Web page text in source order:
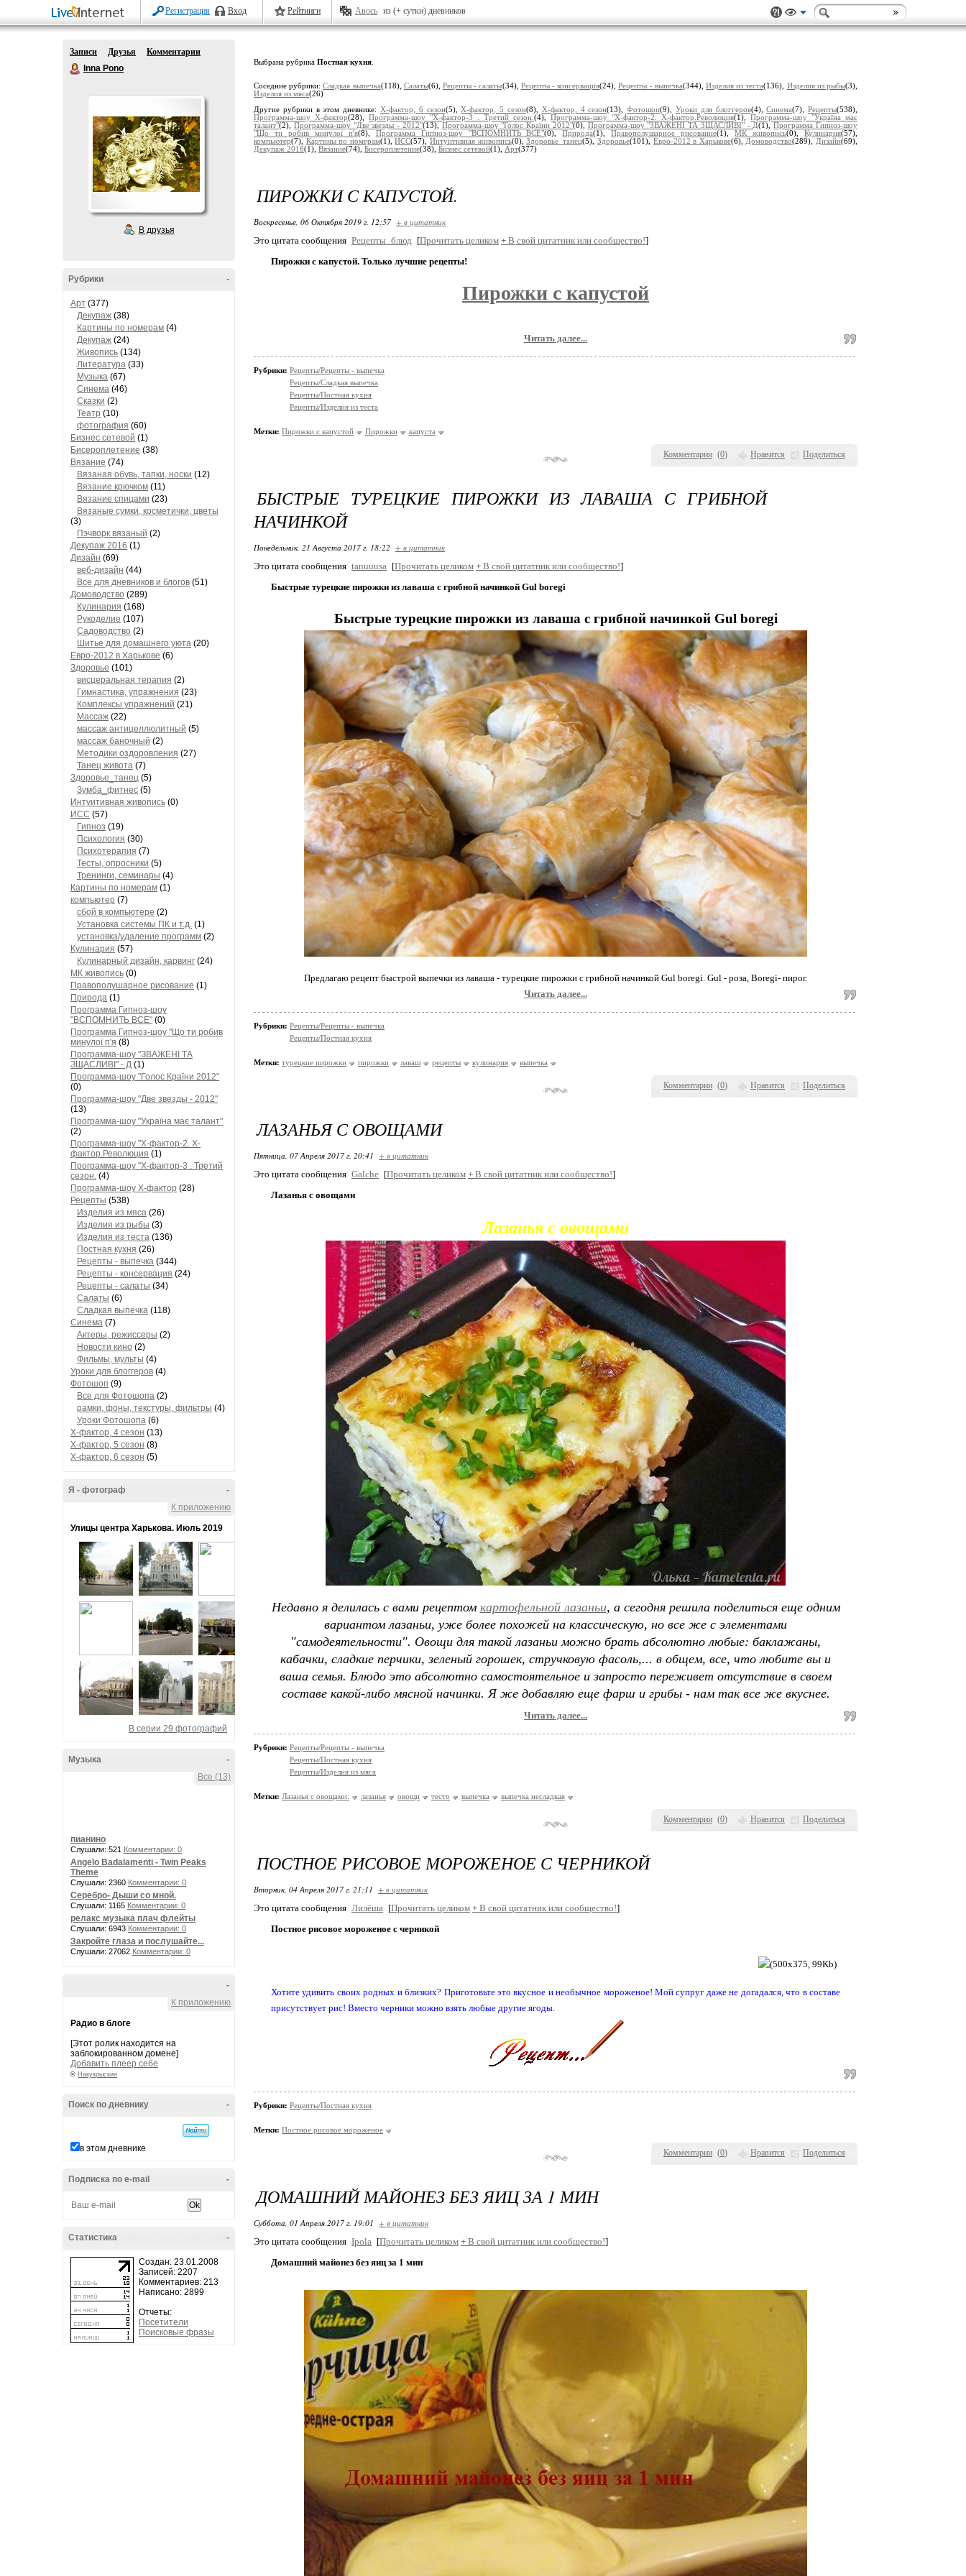
Регистрация Вход Рейтинги Авось из (+ сутки) дневников
Записи Друзья
Комментарии
Inna Pono
В друзья
-
Рубрики
Арт (377)
Декупаж (38)
Картины по номерам (4)
Декупаж (24)
Живопись (134)
Литература (33)
Музыка (67)
Синема (46)
Сказки (2)
Театр (10)
фотография (60)
Бизнес сетевой (1)
Бисероплетение (38)
Вязание (74)
Вязаная обувь, тапки, носки (12)
Вязание крючком (11)
Вязание спицами (23)
Вязаные сумки, косметички, цветы
(3)
Пэчворк вязаный (2)
Декупаж 2016 (1)
Дизайн (69)
веб-дизайн (44)
Все для дневников и блогов (51)
Домоводство (289)
Кулинария (168)
Рукоделие (107)
Садоводство (2)
Шитье для домашнего уюта (20)
Евро-2012 в Харькове (6)
Здоровье (101)
висцеральная терапия (2)
Гимнастика, упражнения (23)
Комплексы упражнений (21)
Массаж (22)
массаж антицеллюлитный (5)
массаж баночный (2)
Методики оздоровления (27)
Танец живота (7)
Здоровье_танец (5)
Зумба_фитнес (5)
Интуитивная живопись (0)
ИСС (57)
Гипноз (19)
Психология (30)
Психотерапия (7)
Тесты, опросники (5)
Тренинги, семинары (4)
Картины по номерам (1)
компьютер (7)
сбой в компьютере (2)
Установка системы ПК и т.д. (1)
установка/удаление программ (2)
Кулинария (57)
Кулинарный дизайн, карвинг (24)
МК живопись (0)
Правополушарное рисование (1)
Природа (1)
Программа Гипноз-шоу
"ВСПОМНИТЬ ВСЕ" (0)
Программа Гипноз-шоу "Що ти робив
минулої п'я (8)
Программа-шоу "ЗВАЖЕНІ ТА
ЗЩАСЛИВІ" - Д (1)
Программа-шоу "Голос Країни 2012"
(0)
Программа-шоу "Две звезды - 2012"
(13)
Программа-шоу "Україна має талант"
(2)
Программа-шоу "Х-фактор-2. Х-
фактор.Революция (1)
Программа-шоу "Х-фактор-3 . Третий
сезон. (4)
Программа-шоу Х-фактор (28)
Рецепты (538)
Изделия из мяса (26)
Изделия из рыбы (3)
Изделия из теста (136)
Постная кухня (26)
Рецепты - выпечка (344)
Рецепты - консервация (24)
Рецепты - салаты (34)
Салаты (6)
Сладкая выпечка (118)
Синема (7)
Актеры, режиссеры (2)
Новости кино (2)
Фильмы, мульты (4)
Уроки для блоггеров (4)
Фотошоп (9)
Все для Фотошопа (2)
рамки, фоны, текстуры, фильтры (4)
Уроки Фотошопа (6)
Х-фактор, 4 сезон (13)
Х-фактор, 5 сезон (8)
Х-фактор, 6 сезон (5)
-
Я - фотограф
К приложению
Улицы центра Харькова. Июль 2019
В серии 29 фотографий
-
Музыка
Все (13)
пианино
Слушали: 521 Комментарии: 0
Angelo Badalamenti - Twin Peaks
Theme
Слушали: 2360 Комментарии: 0
Серебро- Дыши со мной.
Слушали: 1165 Комментарии: 0
релакс музыка плач флейты
Слушали: 6943 Комментарии: 0
Закройте глаза и послушайте...
Слушали: 27062 Комментарии: 0
-
К приложению
Радио в блоге
[Этот ролик находится на
заблокированном домене]
Добавить плеер себе
© Накукрыскин
-
Поиск по дневнику
в этом дневнике
-
Подписка по e-mail
-
Статистика
Создан: 23.01.2008
Записей: 2207
Комментариев: 213
Написано: 2899
Отчеты:
Посетители
Поисковые фразы
Выбрана рубрика Постная кухня
Соседние рубрики:Сладкая выпечка(118), Салаты(6),Рецепты - салаты(34), Рецепты - консервация(24),Рецепты - выпечка(344), Изделия из теста(136), Изделия из рыбы(3),
Изделия из мяса(26)
Другие рубрики в этом дневнике: Х-фактор, 6 сезон(5),Х-фактор, 5 сезон(8), Х-фактор, 4 сезон(13),Фотошоп(9), Уроки для блоггеров(4),Синема(7),Рецепты(538),
Программа-шоу Х-фактор(28), Программа-шоу "Х-фактор-3 . Третий сезон. (4), Программа-шоу "Х-фактор-2. Х-фактор.Революция(1), Программа-шоу "Україна має
талант"(2), Программа-шоу "Две звезды - 2012"(13), Программа-шоу "Голос Країни 2012"(0), Программа-шоу "ЗВАЖЕНІ ТА ЗЩАСЛИВІ" - Д(1),Программа Гипноз-шоу
"Що ти робив минулої п'я(8), Программа Гипноз-шоу "ВСПОМНИТЬ ВСЕ"(0),Природа(1),Правополушарное рисование(1),МК живопись(0),Кулинария(57),
компьютер(7), Картины по номерам(1),ИСС(57),Интуитивная живопись(0),Здоровье_танец(5), Здоровье(101), Евро-2012 в Харькове(6), Домоводство(289), Дизайн(69),
Декупаж 2016(1), Вязание(74), Бисероплетение(38), Бизнес сетевой(1), Арт(377)
Комментарии (0) Нравится Поделиться
ПИРОЖКИ С КАПУСТОЙ.
Воскресенье, 06 Октября 2019 г. 12:57 + в цитатник
Это цитата сообщения Рецепты_блюд [Прочитать целиком + В свой цитатник или сообщество!]
Пирожки с капустой. Только лучшие рецепты!
Пирожки с капустой
Читать далее...
Рубрики: Рецепты/Рецепты - выпечка
Рецепты/Сладкая выпечка
Рецепты/Постная кухня
Рецепты/Изделия из теста
Метки: Пирожки с капустой Пирожки капуста
Комментарии (0) Нравится Поделиться
БЫСТРЫЕ ТУРЕЦКИЕ ПИРОЖКИ ИЗ ЛАВАША С ГРИБНОЙ
НАЧИНКОЙ
Понедельник, 21 Августа 2017 г. 18:22 + в цитатник
Это цитата сообщения tanuuusa [Прочитать целиком + В свой цитатник или сообщество!]
Быстрые турецкие пирожки из лаваша с грибной начинкой Gul boregi
Быстрые турецкие пирожки из лаваша с грибной начинкой Gul boregi
Предлагаю рецепт быстрой выпечки из лаваша - турецкие пирожки с грибной начинкой Gul boregi. Gul - роза, Boregi- пирог.
Читать далее...
Рубрики: Рецепты/Рецепты - выпечка
Рецепты/Постная кухня
Метки: турецкие пирожки пирожки лаваш рецепты кулинария выпечка
Комментарии (0) Нравится Поделиться
ЛАЗАНЬЯ С ОВОЩАМИ
Пятница, 07 Апреля 2017 г. 20:41 + в цитатник
Это цитата сообщения Galche [Прочитать целиком + В свой цитатник или сообщество!]
Лазанья с овощами
Лазанья с овощами
Недавно я делилась с вами рецептом картофельной лазаньи, а сегодня решила поделиться еще одним
вариантом лазаньи, уже более похожей на классическую, но все же с элементами
"самодеятельности". Овощи для такой лазаньи можно брать абсолютно любые: баклажаны,
кабачки, сладкие перчики, зеленый горошек, стручковую фасоль,... в общем, все, что любите вы и
ваша семья. Блюдо это абсолютно самостоятельное и запросто переживет отсутствие в своем
составе какой-либо мясной начинки. Я же добавляю еще фарш и грибы - нам так все же вкуснее.
Читать далее...
Рубрики: Рецепты/Рецепты - выпечка
Рецепты/Постная кухня
Рецепты/Изделия из мяса
Метки: Лазанья с овощами: лазанья овощи тесто выпечка выпечка несладкая
Комментарии (0) Нравится Поделиться
ПОСТНОЕ РИСОВОЕ МОРОЖЕНОЕ С ЧЕРНИКОЙ
Вторник, 04 Апреля 2017 г. 21:11 + в цитатник
Это цитата сообщения Лилёша [Прочитать целиком + В свой цитатник или сообщество!]
Постное рисовое мороженое с черникой
Хотите удивить своих родных и близких? Приготовьте это вкусное и необычное мороженое! Мой супруг даже не догадался, что в составе
присутствует рис! Вместо черники можно взять любые другие ягоды.
Рубрики: Рецепты/Постная кухня
Метки: Постное рисовое мороженое
ДОМАШНИЙ МАЙОНЕЗ БЕЗ ЯИЦ ЗА 1 МИН
Суббота, 01 Апреля 2017 г. 19:01 + в цитатник
Это цитата сообщения Ipola [Прочитать целиком + В свой цитатник или сообщество!]
Домашний майонез без яиц за 1 мин